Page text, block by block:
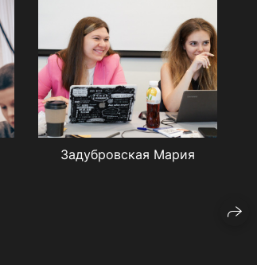
Задубровская Мария